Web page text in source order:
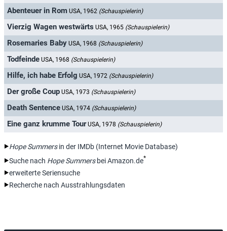
Abenteuer in Rom USA, 1962 (Schauspielerin)
Vierzig Wagen westwärts USA, 1965 (Schauspielerin)
Rosemaries Baby USA, 1968 (Schauspielerin)
Todfeinde USA, 1968 (Schauspielerin)
Hilfe, ich habe Erfolg USA, 1972 (Schauspielerin)
Der große Coup USA, 1973 (Schauspielerin)
Death Sentence USA, 1974 (Schauspielerin)
Eine ganz krumme Tour USA, 1978 (Schauspielerin)
Hope Summersin der IMDb (Internet Movie Database)
Suche nach Hope Summersbei Amazon.de*
erweiterte Seriensuche
Recherche nach Ausstrahlungsdaten